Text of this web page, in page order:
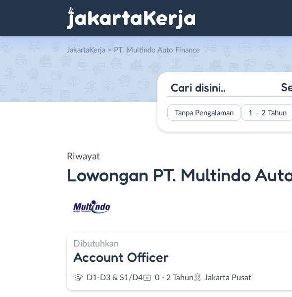
JakartaKerja > PT. Multindo Auto Finance
Tanpa Pengalaman 1 – 2 Tahun
Riwayat
Lowongan PT. Multindo
Dibutuhkan
Account Officer
D1-D3 & S1/D4 0 - 2 Tahun Jakarta Pusat